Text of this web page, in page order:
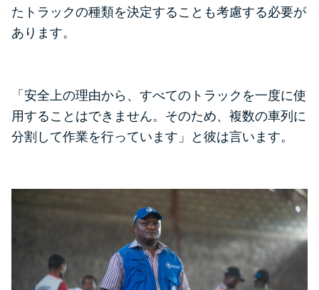
たトラックの種類を決定することも考慮する必要が
あります。
「安全上の理由から、すべてのトラックを一度に使
用することはできません。そのため、複数の車列に
分割して作業を行っています」と彼は言います。